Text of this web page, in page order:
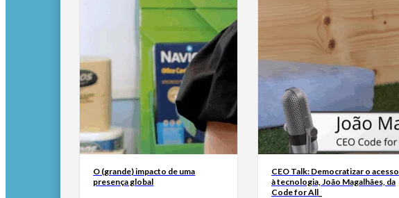
O (grande) impacto de uma
presença global
CEO Talk: Democratizar o acesso
à tecnologia, João Magalhães, da
Code for All_